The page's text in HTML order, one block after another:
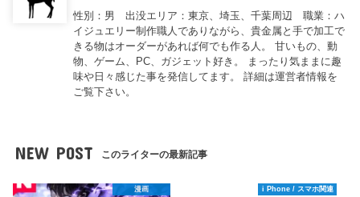
性別：男 出没エリア：東京、埼玉、千葉周辺 職業：ハ
イジュエリー制作職人でありながら、貴金属と手で加工で
きる物はオーダーがあれば何でも作る人。 甘いもの、動
物、ゲーム、PC、ガジェット好き。 まったり気ままに趣
味や日々感じた事を発信してます。 詳細は運営者情報を
ご覧下さい。
NEW POST このライターの最新記事
漫画 i Phone / スマホ関連